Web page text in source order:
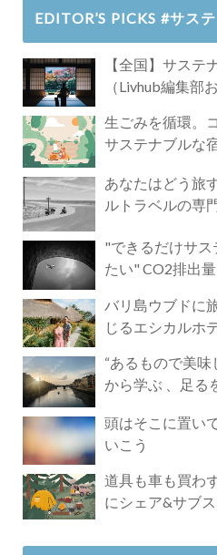
EDITOR’S PICKS #サス
【全国】サステ
（Livhub編集部
生ごみを循環。
サステナブルな
あなたはどう旅する？ ｜ 英国
ルトラベルの専
"できるだけサス
たい" CO2排出
バリ島ウブドに
じるエシカルホ
“あるもので美
から学ぶ 、足る
頭はそこに置い
いこう
道具も車も買わ
にシェア&サブ